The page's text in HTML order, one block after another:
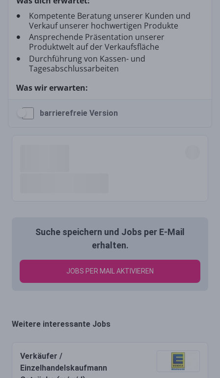
barrierefreie Version
Suche speichern und Jobs per E-Mail
erhalten.
JOBS PER MAIL AKTIVIEREN
Weitere interessante Jobs
Verkäufer /
Einzelhandelskaufmann